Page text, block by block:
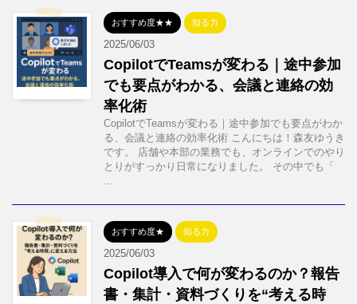
おすすめ度★★ 知る力
2025/06/03
CopilotでTeamsが変わる｜途中参加
でも要点がわかる、会議と連絡の効
率化術
CopilotでTeamsが変わる｜途中参加でも要点がわか
る、会議と連絡の効率化術 こんにちは！森友ゆうき
です。 店舗や本部の業務でも、オンラインでのやり
とりがすっかり日常になりました。 その中でも「
...
おすすめ度★ 知る力
2025/06/03
Copilot導入で何が変わるのか？報告
書・集計・資料づくりを“考える時